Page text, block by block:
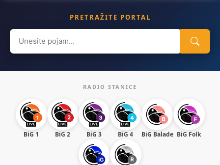
PRETRAŽITE PORTAL
Search
for:
RADIO STANICE
BiG 1 BiG 2 BiG 3 BiG 4 BiG Balade BiG Folk